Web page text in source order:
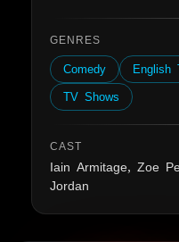
GENRES
Comedy English
TV Shows
CAST
Iain Armitage, Zoe
Jordan